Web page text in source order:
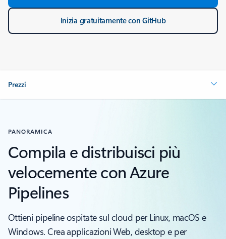
Inizia gratuitamente con GitHub
Prezzi
PANORAMICA
Compila e distribuisci più
velocemente con Azure
Pipelines
Ottieni pipeline ospitate sul cloud per Linux, macOS e
Windows. Crea applicazioni Web, desktop e per